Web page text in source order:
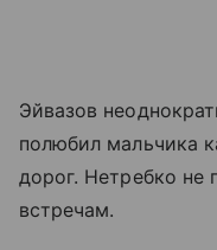
Эйвазов
полюбил мальчика
дорог. Нетребко не
встречам.